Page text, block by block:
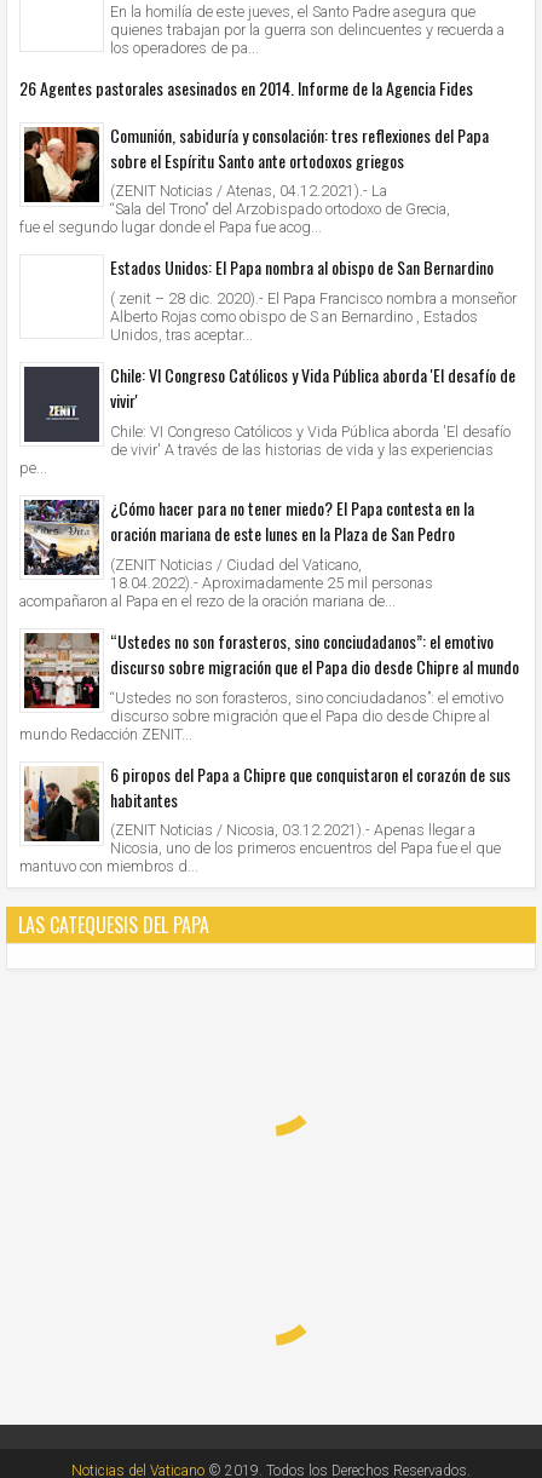
En la homilía de este jueves, el Santo Padre asegura que
quienes trabajan por la guerra son delincuentes y recuerda a
los operadores de pa...
26 Agentes pastorales asesinados en 2014. Informe de la Agencia Fides
Comunión, sabiduría y consolación: tres reflexiones del Papa
sobre el Espíritu Santo ante ortodoxos griegos
(ZENIT Noticias / Atenas, 04.12.2021).- La
“Sala del Trono” del Arzobispado ortodoxo de Grecia,
fue el segundo lugar donde el Papa fue acog...
Estados Unidos: El Papa nombra al obispo de San Bernardino
( zenit – 28 dic. 2020).- El Papa Francisco nombra a monseñor
Alberto Rojas como obispo de S an Bernardino , Estados
Unidos, tras aceptar...
Chile: VI Congreso Católicos y Vida Pública aborda 'El desafío de
vivir'
Chile: VI Congreso Católicos y Vida Pública aborda 'El desafío
de vivir' A través de las historias de vida y las experiencias
pe...
¿Cómo hacer para no tener miedo? El Papa contesta en la
oración mariana de este lunes en la Plaza de San Pedro
(ZENIT Noticias / Ciudad del Vaticano,
18.04.2022).- Aproximadamente 25 mil personas
acompañaron al Papa en el rezo de la oración mariana de...
“Ustedes no son forasteros, sino conciudadanos”: el emotivo
discurso sobre migración que el Papa dio desde Chipre al mundo
“Ustedes no son forasteros, sino conciudadanos”: el emotivo
discurso sobre migración que el Papa dio desde Chipre al
mundo Redacción ZENIT...
6 piropos del Papa a Chipre que conquistaron el corazón de sus
habitantes
(ZENIT Noticias / Nicosia, 03.12.2021).- Apenas llegar a
Nicosia, uno de los primeros encuentros del Papa fue el que
mantuvo con miembros d...
LAS CATEQUESIS DEL PAPA
Noticias del Vaticano © 2019. Todos los Derechos Reservados.